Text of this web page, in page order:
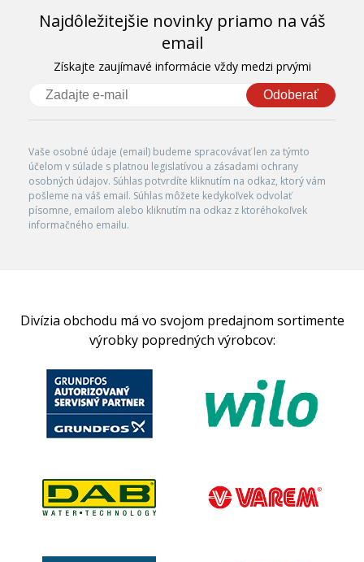
Najdôležitejšie novinky priamo na váš
email
Získajte zaujímavé informácie vždy medzi prvými
Odoberať
Vaše osobné údaje (email) budeme spracovávať len za týmto
účelom v súlade s platnou legislatívou a zásadami ochrany
osobných údajov. Súhlas potvrdíte kliknutím na odkaz, ktorý vám
pošleme na váš email. Súhlas môžete kedykoľvek odvolať
písomne, emailom alebo kliknutím na odkaz z ktoréhokoľvek
informačného emailu.
Divízia obchodu má vo svojom predajnom sortimente
výrobky popredných výrobcov: